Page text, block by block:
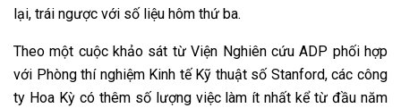
lại, trái ngược với số liệu hôm thứ ba.
Theo một cuộc khảo sát từ Viện Nghiên cứu ADP phối hợp
với Phòng thí nghiệm Kinh tế Kỹ thuật số Stanford, các công
ty Hoa Kỳ có thêm số lượng việc làm ít nhất kể từ đầu năm